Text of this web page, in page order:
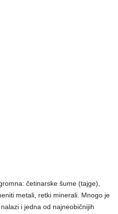
četinarske šume (tajge),
metali, retki minerali. Mnogo je
i jedna od najneobičnijih